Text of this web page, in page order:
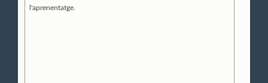
l'aprenentatge.